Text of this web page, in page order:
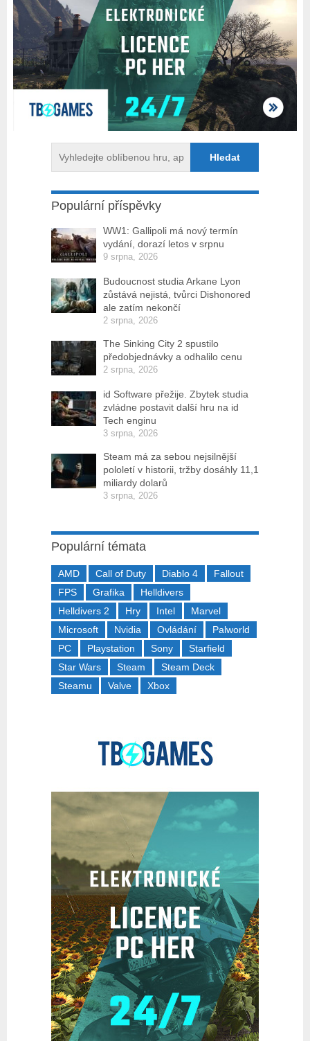
Populární příspěvky
WW1: Gallipoli má nový termín
vydání, dorazí letos v srpnu
9 srpna, 2026
Budoucnost studia Arkane Lyon
zůstává nejistá, tvůrci Dishonored
ale zatím nekončí
2 srpna, 2026
The Sinking City 2 spustilo
předobjednávky a odhalilo cenu
2 srpna, 2026
id Software přežije. Zbytek studia
zvládne postavit další hru na id
Tech enginu
3 srpna, 2026
Steam má za sebou nejsilnější
pololetí v historii, tržby dosáhly 11,1
miliardy dolarů
3 srpna, 2026
Populární témata
AMD Call of Duty Diablo 4
Fallout
FPS
Grafika
Helldivers
Helldivers 2
Hry Intel
Marvel
Microsoft
Nvidia Ovládání
Palworld
PC
Playstation Sony
Starfield
Star Wars
Steam
Steam Deck
Steamu
Valve Xbox